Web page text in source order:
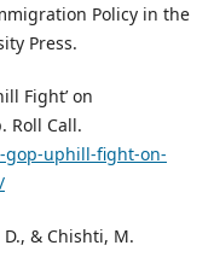
Policy in the
Press.
Fight’ on
Roll Call.
gop-uphill-fight-on-
& Chishti, M.